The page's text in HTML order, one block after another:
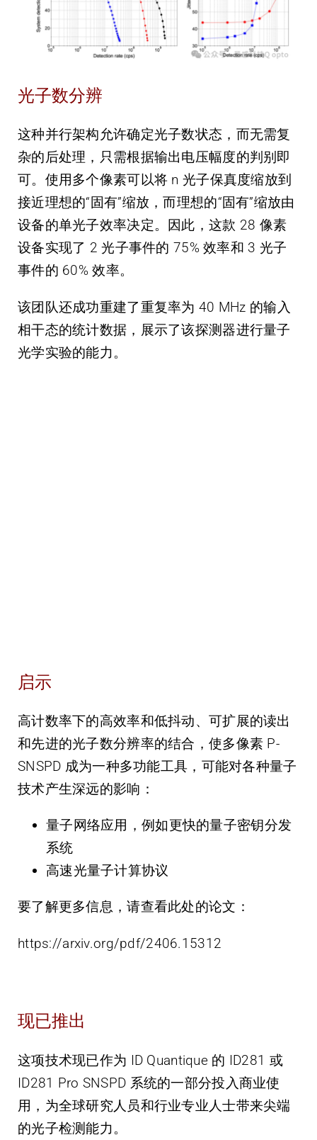
光子数分辨
这种并行架构允许确定光子数状态，而无需复
杂的后处理，只需根据输出电压幅度的判别即
可。使用多个像素可以将 n 光子保真度缩放到
接近理想的“固有”缩放，而理想的“固有”缩放由
设备的单光子效率决定。因此，这款 28 像素
设备实现了 2 光子事件的 75% 效率和 3 光子
事件的 60% 效率。
该团队还成功重建了重复率为 40 MHz 的输入
相干态的统计数据，展示了该探测器进行量子
光学实验的能力。
启示
高计数率下的高效率和低抖动、可扩展的读出
和先进的光子数分辨率的结合，使多像素 P-
SNSPD 成为一种多功能工具，可能对各种量子
技术产生深远的影响：
量子网络应用，例如更快的量子密钥分发
系统
高速光量子计算协议
要了解更多信息，请查看此处的论文：
https://arxiv.org/pdf/2406.15312
现已推出
这项技术现已作为 ID Quantique 的 ID281 或
ID281 Pro SNSPD 系统的一部分投入商业使
用，为全球研究人员和行业专业人士带来尖端
的光子检测能力。